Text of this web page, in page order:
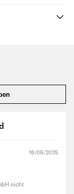
16/09/2025
nicht